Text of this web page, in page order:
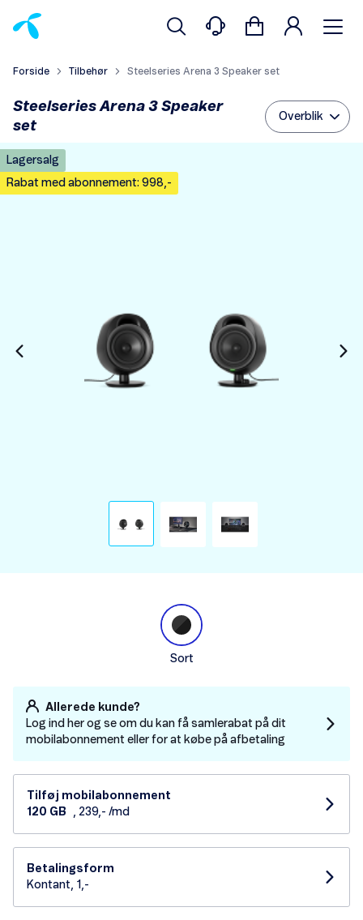
Forside Tilbehør Steelseries Arena 3 Speaker set
Steelseries Arena 3 Speaker
set
Overblik
Lagersalg
Rabat med abonnement: 998,-
Sort
Allerede kunde?
Log ind her og se om du kan få samlerabat på dit
mobilabonnement eller for at købe på afbetaling
Tilføj mobilabonnement
120 GB
, 239,- /md
Betalingsform
Kontant, 1,-